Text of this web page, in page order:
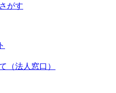
がす
（法人窓口）